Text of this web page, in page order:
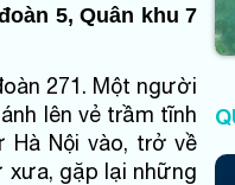
5, Quân khu 7
271. Một người
lên vẻ trầm tĩnh
Nội vào, trở về
xưa, gặp lại những